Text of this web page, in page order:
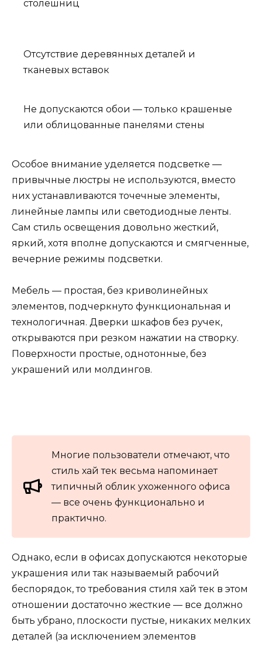
столешниц
Отсутствие деревянных деталей и
тканевых вставок
Не допускаются обои — только крашеные
или облицованные панелями стены
Особое внимание уделяется подсветке —
привычные люстры не используются, вместо
них устанавливаются точечные элементы,
линейные лампы или светодиодные ленты.
Сам стиль освещения довольно жесткий,
яркий, хотя вполне допускаются и смягченные,
вечерние режимы подсветки.
Мебель — простая, без криволинейных
элементов, подчеркнуто функциональная и
технологичная. Дверки шкафов без ручек,
открываются при резком нажатии на створку.
Поверхности простые, однотонные, без
украшений или молдингов.
Многие пользователи отмечают, что
стиль хай тек весьма напоминает
типичный облик ухоженного офиса
— все очень функционально и
практично.
Однако, если в офисах допускаются некоторые
украшения или так называемый рабочий
беспорядок, то требования стиля хай тек в этом
отношении достаточно жесткие — все должно
быть убрано, плоскости пустые, никаких мелких
деталей (за исключением элементов